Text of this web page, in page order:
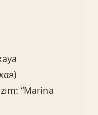
)
“Marina